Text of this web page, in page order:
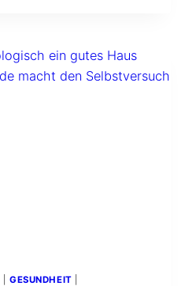
GESUNDHEIT